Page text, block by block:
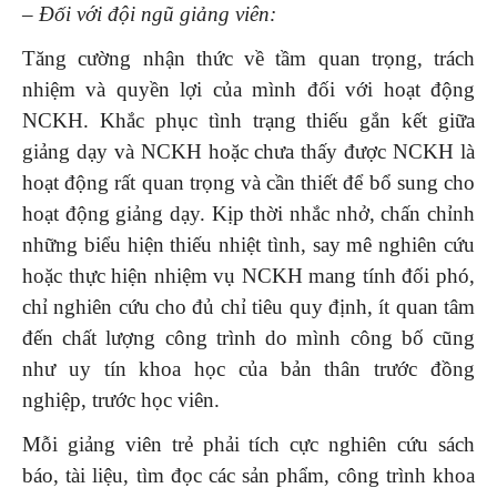
– Đối với đội ngũ giảng viên:
Tăng cường nhận thức về tầm quan trọng, trách
nhiệm và quyền lợi của mình đối với hoạt động
NCKH. Khắc phục tình trạng thiếu gắn kết giữa
giảng dạy và NCKH hoặc chưa thấy được NCKH là
hoạt động rất quan trọng và cần thiết để bổ sung cho
hoạt động giảng dạy. Kịp thời nhắc nhở, chấn chỉnh
những biểu hiện thiếu nhiệt tình, say mê nghiên cứu
hoặc thực hiện nhiệm vụ NCKH mang tính đối phó,
chỉ nghiên cứu cho đủ chỉ tiêu quy định, ít quan tâm
đến chất lượng công trình do mình công bố cũng
như uy tín khoa học của bản thân trước đồng
nghiệp, trước học viên.
Mỗi giảng viên trẻ phải tích cực nghiên cứu sách
báo, tài liệu, tìm đọc các sản phẩm, công trình khoa